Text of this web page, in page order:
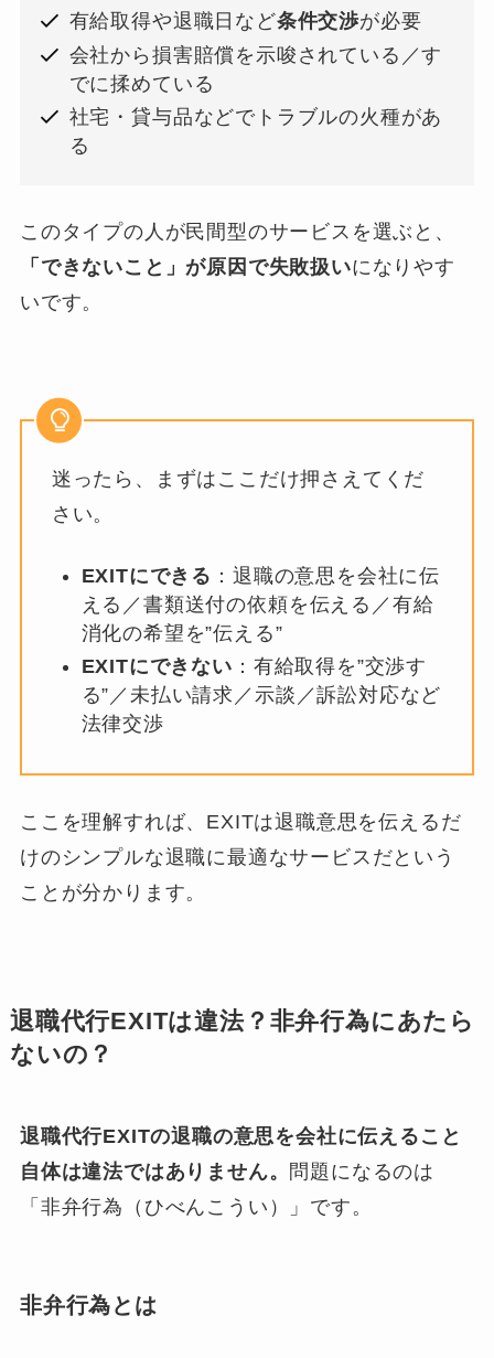
有給取得や退職日など条件交渉が必要
会社から損害賠償を示唆されている／す
でに揉めている
社宅・貸与品などでトラブルの火種があ
る
このタイプの人が民間型のサービスを選ぶと、
「できないこと」が原因で失敗扱いになりやす
いです。
迷ったら、まずはここだけ押さえてくだ
さい。
EXITにできる ：退職の意思を会社に伝
える／書類送付の依頼を伝える／有給
消化の希望を”伝える”
EXITにできない ：有給取得を”交渉す
る”／未払い請求／示談／訴訟対応など
法律交渉
ここを理解すれば、EXITは退職意思を伝えるだ
けのシンプルな退職に最適なサービスだという
ことが分かります。
退職代行EXITは違法？非弁行為にあたら
ないの？
退職代行EXITの退職の意思を会社に伝えること
自体は違法ではありません。 問題になるのは
「非弁行為（ひべんこうい）」です。
非弁行為とは